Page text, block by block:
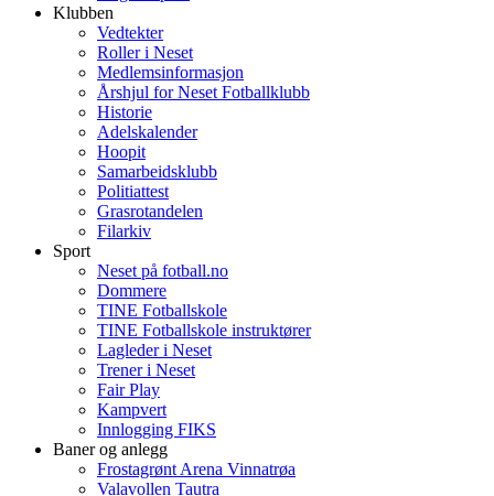
Klubben
Vedtekter
Roller i Neset
Medlemsinformasjon
Årshjul for Neset Fotballklubb
Historie
Adelskalender
Hoopit
Samarbeidsklubb
Politiattest
Grasrotandelen
Filarkiv
Sport
Neset på fotball.no
Dommere
TINE Fotballskole
TINE Fotballskole instruktører
Lagleder i Neset
Trener i Neset
Fair Play
Kampvert
Innlogging FIKS
Baner og anlegg
Frostagrønt Arena Vinnatrøa
Valavollen Tautra